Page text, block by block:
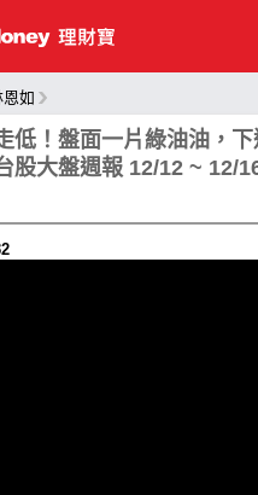
恩如
低！盤面一片綠油油，
大盤週報 12/12 ~ 12/